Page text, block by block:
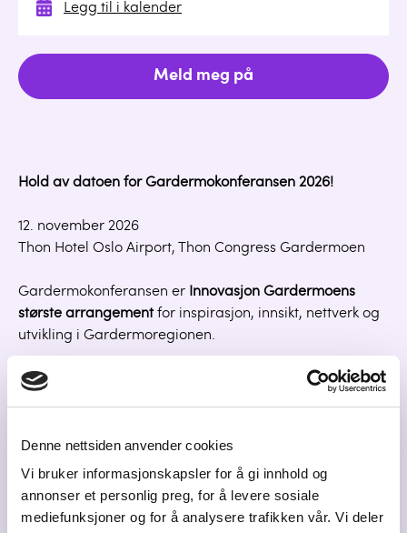
Denne nettsiden anvender cookies
Vi bruker informasjonskapsler for å gi innhold og
annonser et personlig preg, for å levere sosiale
mediefunksjoner og for å analysere trafikken vår. Vi deler